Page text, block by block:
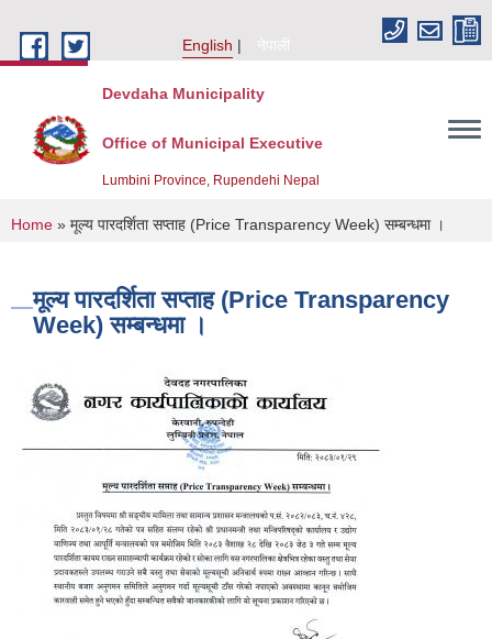
English
नेपाली
Devdaha Municipality
Office of Municipal Executive
Lumbini Province, Rupendehi Nepal
You are here
Home » मूल्य पारदर्शिता सप्ताह (Price Transparency Week) सम्बन्धमा ।
मूल्य पारदर्शिता सप्ताह (Price Transparency
Week) सम्बन्धमा ।